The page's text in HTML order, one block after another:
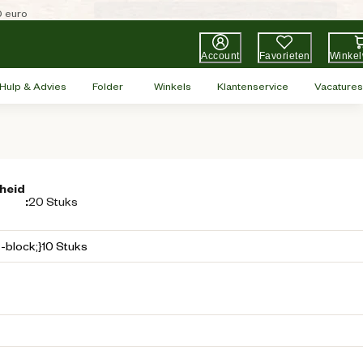
euro
Account Favorieten
Hulp & Advies Folder Winkels Klantenservice Vacatures
:20 Stuks